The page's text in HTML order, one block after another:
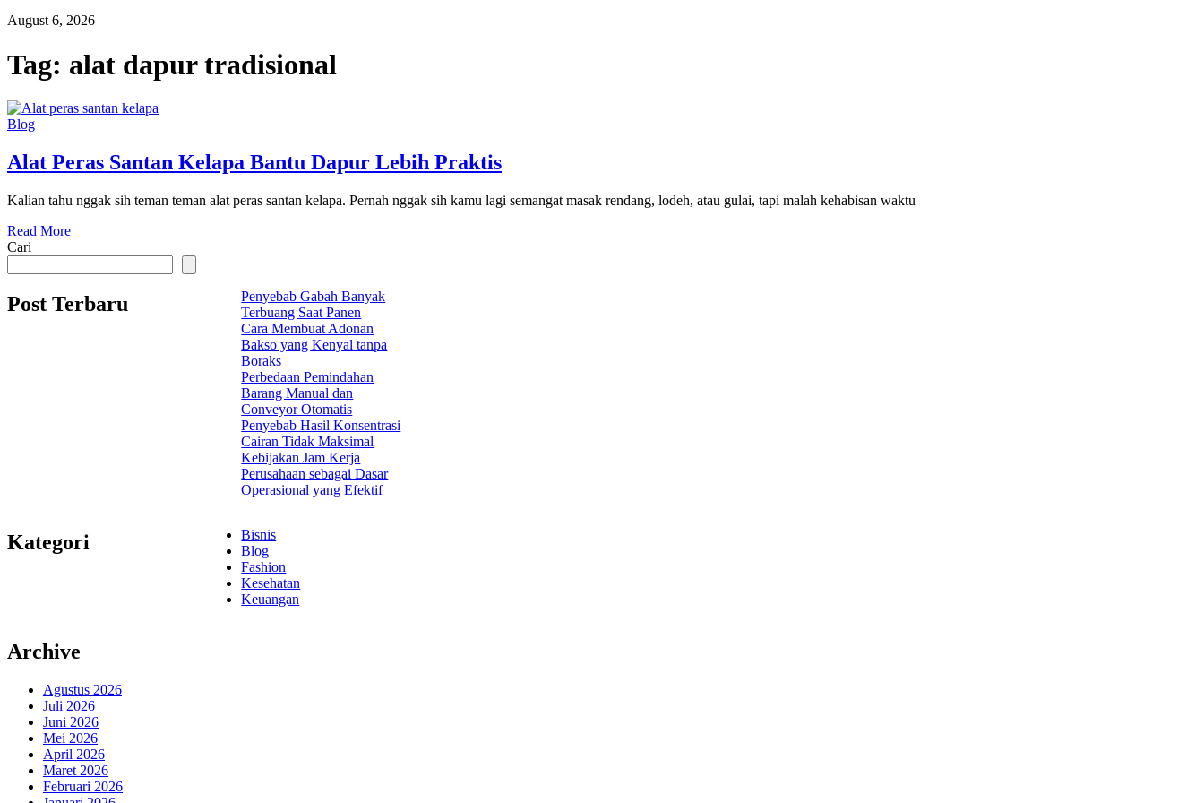
August 6, 2026
Tag: alat dapur tradisional
Blog
Alat Peras Santan Kelapa Bantu Dapur Lebih Praktis
Kalian tahu nggak sih teman teman alat peras santan kelapa. Pernah nggak sih kamu lagi semangat masak rendang, lodeh, atau gulai, tapi malah kehabisan waktu
Read More
Cari
Post Terbaru
Penyebab Gabah Banyak
Terbuang Saat Panen
Cara Membuat Adonan
Bakso yang Kenyal tanpa
Boraks
Perbedaan Pemindahan
Barang Manual dan
Conveyor Otomatis
Penyebab Hasil Konsentrasi
Cairan Tidak Maksimal
Kebijakan Jam Kerja
Perusahaan sebagai Dasar
Operasional yang Efektif
Kategori
Bisnis
Blog
Fashion
Kesehatan
Keuangan
Archive
Agustus 2026
Juli 2026
Juni 2026
Mei 2026
April 2026
Maret 2026
Februari 2026